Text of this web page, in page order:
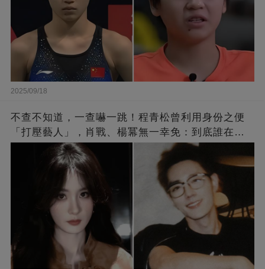
2025/09/18
不查不知道，一查嚇一跳！程青松曾利用身份之便
「打壓藝人」，肖戰、楊冪無一幸免：到底誰在給